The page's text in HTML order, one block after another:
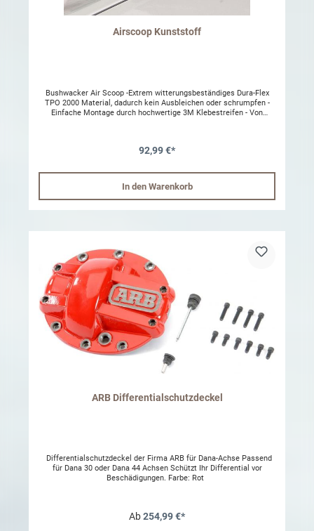
Airscoop Kunststoff
Bushwacker Air Scoop -Extrem witterungsbeständiges Dura-Flex
TPO 2000 Material, dadurch kein Ausbleichen oder schrumpfen -
Einfache Montage durch hochwertige 3M Klebestreifen - Von
92,99 €*
In den Warenkorb
ARB Differentialschutzdeckel
Differentialschutzdeckel der Firma ARB für Dana-Achse Passend
für Dana 30 oder Dana 44 Achsen Schützt Ihr Differential vor
Beschädigungen. Farbe: Rot
Ab254,99 €*